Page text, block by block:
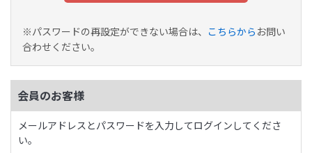
※パスワードの再設定ができない場合は、 こちらから お問い
合わせください。
会員のお客様
メールアドレスとパスワードを入力してログインしてくださ
い。